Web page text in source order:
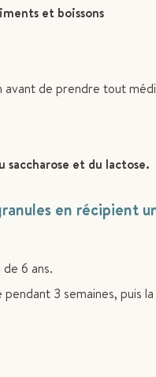
et boissons
avant de prendre tout
et du lactose.
en récipient
6 ans.
3 semaines, puis